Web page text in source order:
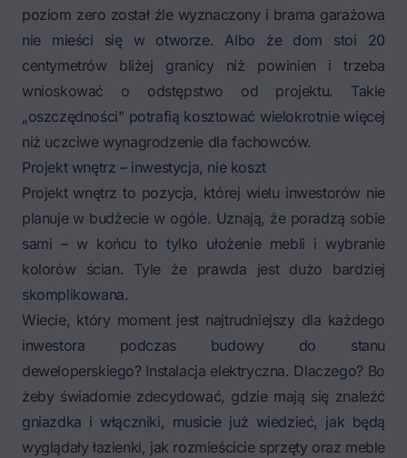
poziom zero został źle wyznaczony i brama garażowa
nie mieści się w otworze. Albo że dom stoi 20
centymetrów bliżej granicy niż powinien i trzeba
wnioskować o odstępstwo od projektu. Takie
„oszczędności" potrafią kosztować wielokrotnie więcej
niż uczciwe wynagrodzenie dla fachowców.
Projekt wnętrz – inwestycja, nie koszt
Projekt wnętrz to pozycja, której wielu inwestorów nie
planuje w budżecie w ogóle. Uznają, że poradzą sobie
sami – w końcu to tylko ułożenie mebli i wybranie
kolorów ścian. Tyle że prawda jest dużo bardziej
skomplikowana.
Wiecie, który moment jest najtrudniejszy dla każdego
inwestora podczas budowy do stanu
deweloperskiego? Instalacja elektryczna. Dlaczego? Bo
żeby świadomie zdecydować, gdzie mają się znaleźć
gniazdka i włączniki, musicie już wiedzieć, jak będą
wyglądały łazienki, jak rozmieścicie sprzęty oraz meble